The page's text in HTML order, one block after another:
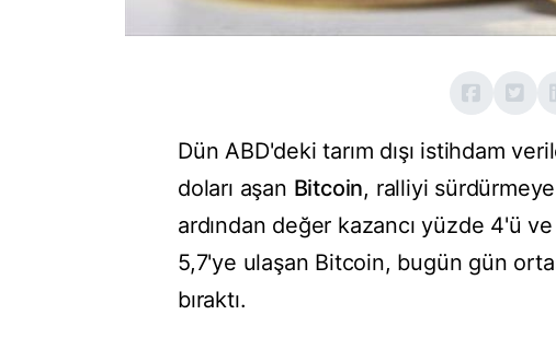
Dün ABD'deki tarım dışı istihdam
doları aşan Bitcoin, ralliyi
ardından değer kazancı yüzde 4'ü
5,7'ye ulaşan Bitcoin, bugün gün
bıraktı.